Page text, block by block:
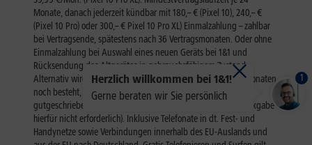
1
Herzlich willkommen bei 1&1!
Gerne beraten wir Sie persönlich